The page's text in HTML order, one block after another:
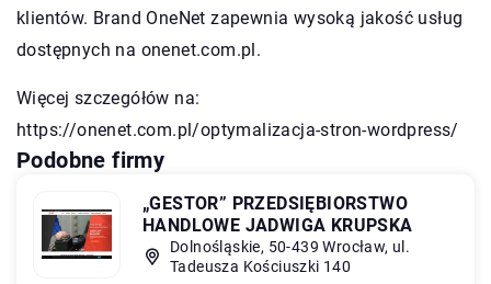
klientów. Brand OneNet zapewnia wysoką jakość usług
dostępnych na onenet.com.pl.
Więcej szczegółów na:
https://onenet.com.pl/optymalizacja-stron-wordpress/
Podobne firmy
„GESTOR” PRZEDSIĘBIORSTWO
HANDLOWE JADWIGA KRUPSKA
Dolnośląskie, 50-439 Wrocław, ul.
Tadeusza Kościuszki 140